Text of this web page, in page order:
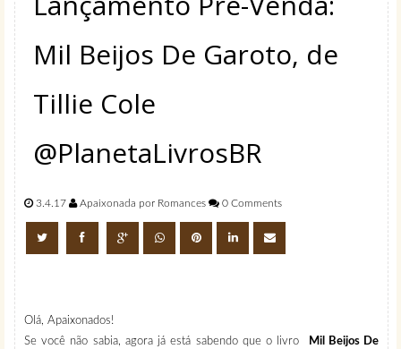
Mil Beijos De Garoto, de
Tillie Cole
@PlanetaLivrosBR
3.4.17 Apaixonada por Romances 0 Comments
Olá, Apaixonados!
Se você não sabia, agora já está sabendo que o livro
Mil Beijos De